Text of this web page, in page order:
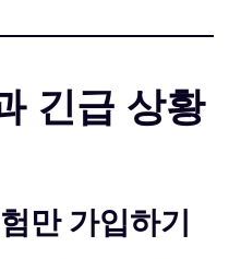
긴급 상황
만 가입하기